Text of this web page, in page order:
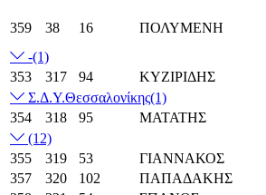
359 38 16 ΠΟΛΥΜΕΝΗ
-(1)
353
317 94 ΚΥΖΙΡΙΔΗΣ
Σ.Δ.Υ.Θεσσαλονίκης(1)
354
318 95 ΜΑΤΑΤΗΣ
(12)
355
319 53 ΓΙΑΝΝΑΚΟΣ
357
320 102 ΠΑΠΑΔΑΚΗΣ